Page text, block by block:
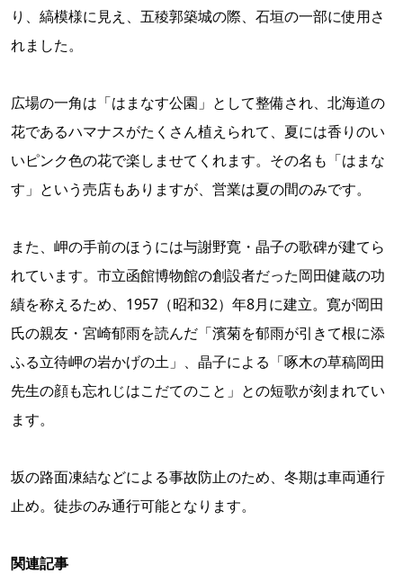
り、縞模様に見え、五稜郭築城の際、石垣の一部に使用さ
れました。
広場の一角は「はまなす公園」として整備され、北海道の
花であるハマナスがたくさん植えられて、夏には香りのい
いピンク色の花で楽しませてくれます。その名も「はまな
す」という売店もありますが、営業は夏の間のみです。
また、岬の手前のほうには与謝野寛・晶子の歌碑が建てら
れています。市立函館博物館の創設者だった岡田健蔵の功
績を称えるため、1957（昭和32）年8月に建立。寛が岡田
氏の親友・宮崎郁雨を読んだ「濱菊を郁雨が引きて根に添
ふる立待岬の岩かげの土」、晶子による「啄木の草稿岡田
先生の顔も忘れじはこだてのこと」との短歌が刻まれてい
ます。
坂の路面凍結などによる事故防止のため、冬期は車両通行
止め。徒歩のみ通行可能となります。
関連記事